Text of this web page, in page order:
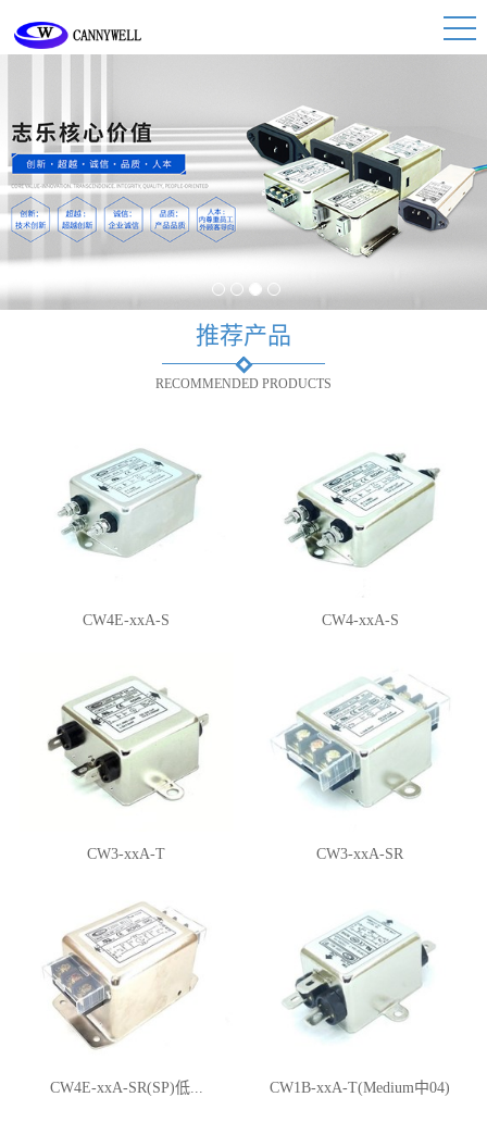
1 2 3 4
推荐产品
RECOMMENDED PRODUCTS
CW4E-xxA-S CW4-xxA-S
CW3-xxA-T CW3-xxA-SR
CW4E-xxA-SR(SP)低... CW1B-xxA-T(Medium中04)